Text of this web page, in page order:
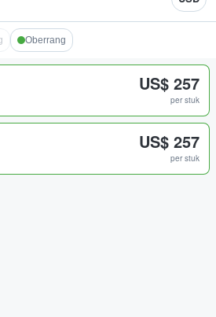
Oberrang
US$ 257
per stuk
US$ 257
per stuk